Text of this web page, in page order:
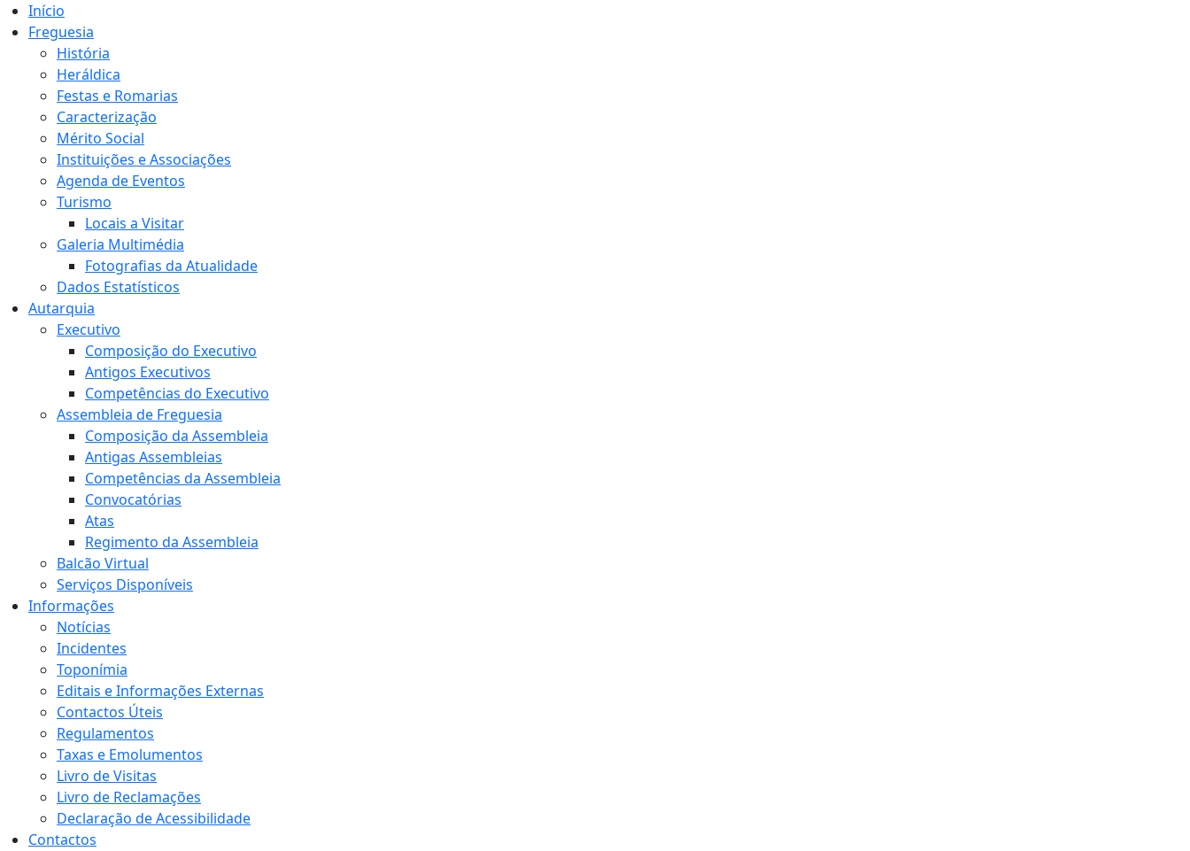
Início
Freguesia
História
Heráldica
Festas e Romarias
Caracterização
Mérito Social
Instituições e Associações
Agenda de Eventos
Turismo
Locais a Visitar
Galeria Multimédia
Fotografias da Atualidade
Dados Estatísticos
Autarquia
Executivo
Composição do Executivo
Antigos Executivos
Competências do Executivo
Assembleia de Freguesia
Composição da Assembleia
Antigas Assembleias
Competências da Assembleia
Convocatórias
Atas
Regimento da Assembleia
Balcão Virtual
Serviços Disponíveis
Informações
Notícias
Incidentes
Toponímia
Editais e Informações Externas
Contactos Úteis
Regulamentos
Taxas e Emolumentos
Livro de Visitas
Livro de Reclamações
Declaração de Acessibilidade
Contactos